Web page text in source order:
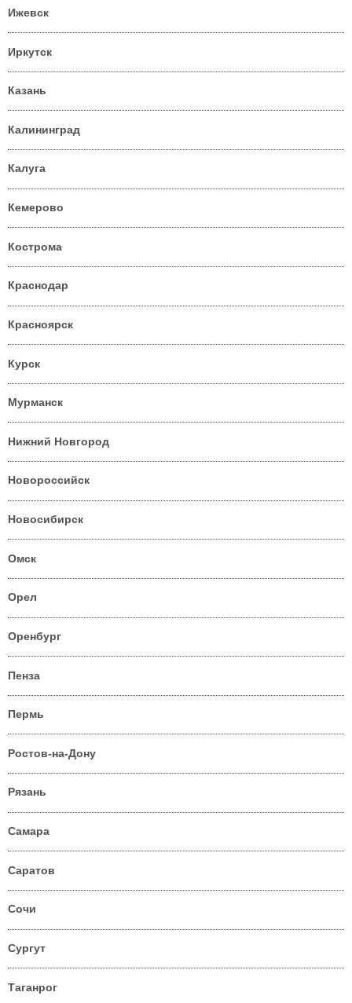
Ижевск
Иркутск
Казань
Калининград
Калуга
Кемерово
Кострома
Краснодар
Красноярск
Курск
Мурманск
Нижний Новгород
Новороссийск
Новосибирск
Омск
Орел
Оренбург
Пенза
Пермь
Ростов-на-Дону
Рязань
Самара
Саратов
Сочи
Сургут
Таганрог